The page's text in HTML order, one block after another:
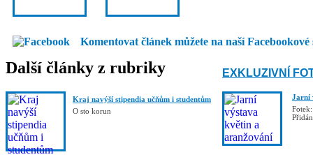
Komentovat článek můžete na naší Facebookové
Další články z rubriky
Kraj navýší stipendia učňům i studentům
O sto korun
EXKLUZIVNÍ
Jarní